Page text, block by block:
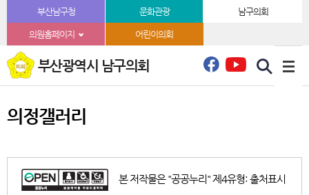
본문바로가기부산남구청 문화관광 남구의회
의원홈페이지 어린이의회
부산광역시 남구의회
의정갤러리
본 저작물은 "공공누리" 제4유형: 출처표시